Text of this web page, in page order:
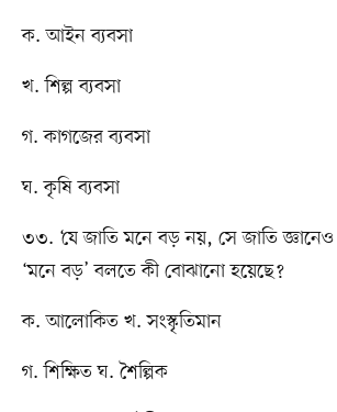
ক. আইন ব্যবসা
খ. শিল্প ব্যবসা
গ. কাগজের ব্যবসা
ঘ. কৃষি ব্যবসা
৩৩. ‘যে জাতি মনে বড় নয়, সে জাতি
‘মনে বড়’ বলতে কী বোঝানো হয়েছে?
ক. আলোকিত খ. সংস্কৃতিমান
গ. শিক্ষিত ঘ. শৈল্পিক